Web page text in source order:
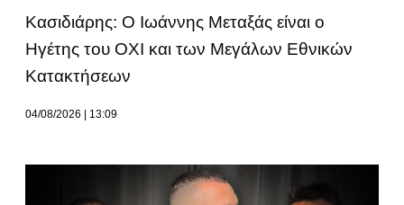
Κασιδιάρης: Ο Ιωάννης Μεταξάς είναι ο
Ηγέτης του ΟΧΙ και των Μεγάλων Εθνικών
Κατακτήσεων
04/08/2026 13:09